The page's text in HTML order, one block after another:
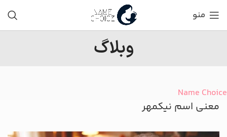
منو
وبلاگ
Name Choice
معنی اسم نیکمهر